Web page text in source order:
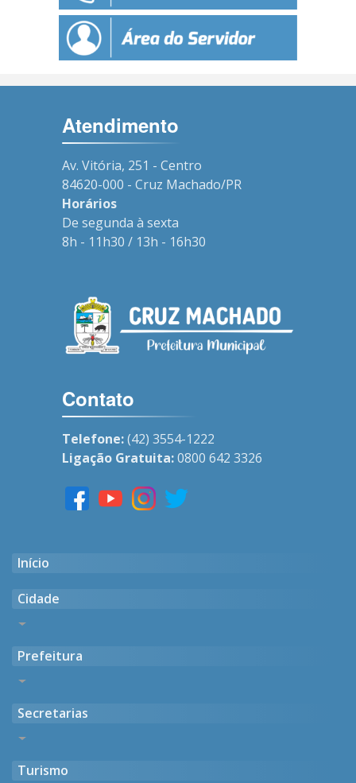
Atendimento
Av. Vitória, 251 - Centro
84620-000 - Cruz Machado/PR
Horários
De segunda à sexta
8h - 11h30 / 13h - 16h30
Contato
Telefone:(42) 3554-1222
Ligação Gratuita:0800 642 3326
Início
Cidade
Gentílico
Casarões Antigos
Símbolos Oficiais
Geográfico
Prefeitura
Missão, Visão e Valores
Antigas Administrações
Secretarias
Turismo